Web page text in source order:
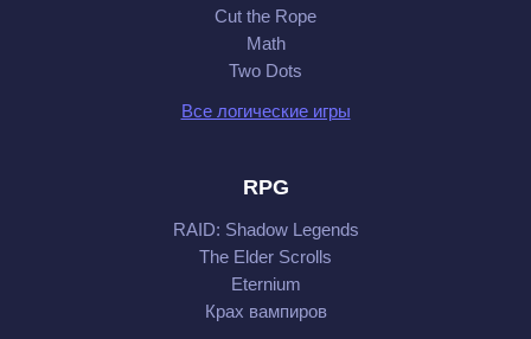
Cut the Rope
Math
Two Dots
Все логические игры
RPG
RAID: Shadow Legends
The Elder Scrolls
Eternium
Крах вампиров